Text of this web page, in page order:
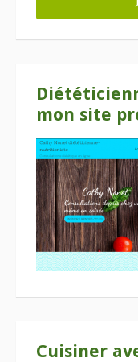
mon site
Cuisiner